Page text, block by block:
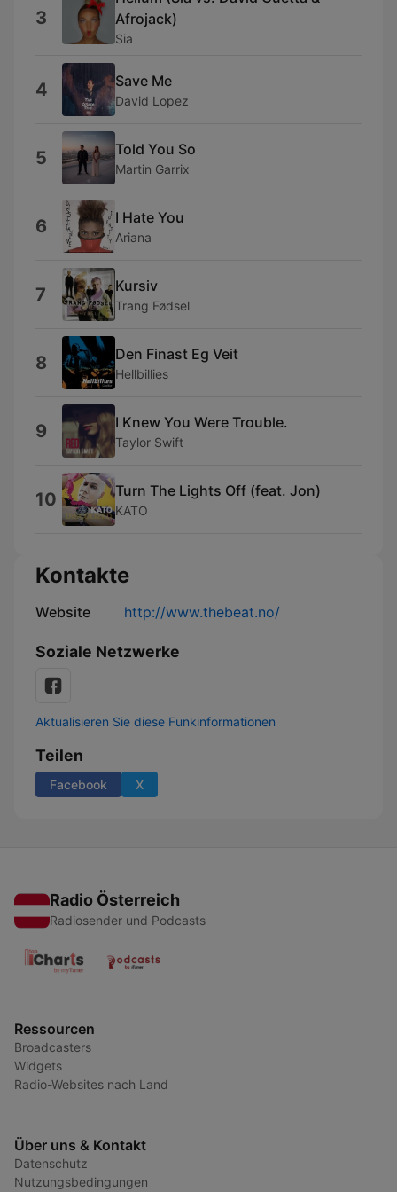
3
Afrojack)
Sia
4 Save Me
David Lopez
5 Told You So
Martin Garrix
6 I Hate You
Ariana
7 Kursiv
Trang Fødsel
8 Den Finast Eg Veit
Hellbillies
9 I Knew You Were Trouble.
Taylor Swift
10 Turn The Lights Off (feat. Jon)
KATO
Kontakte
Website http://www.thebeat.no/
Soziale Netzwerke
Aktualisieren Sie diese Funkinformationen
Teilen
Facebook X
Radio Österreich
Radiosender und Podcasts
Ressourcen
Broadcasters
Widgets
Radio-Websites nach Land
Über uns & Kontakt
Datenschutz
Nutzungsbedingungen